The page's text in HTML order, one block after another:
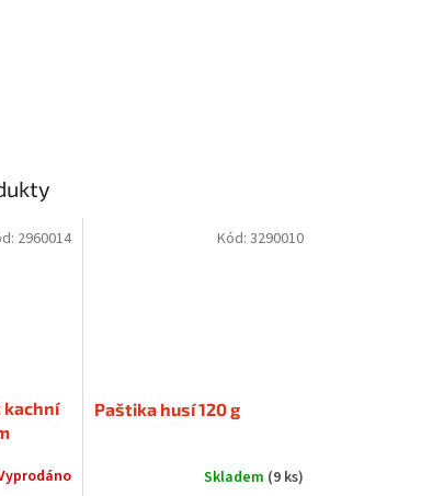
kachní
2960014
Paštika husí 120 g
Skladem (9 ks)
Kód: 3290010